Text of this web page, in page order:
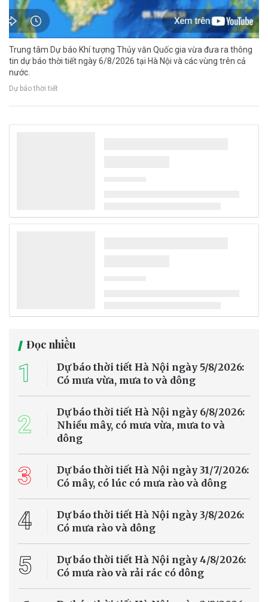
Trung tâm Dự báo Khí tượng Thủy văn Quốc gia vừa đưa ra thông
tin dự báo thời tiết ngày 6/8/2026 tại Hà Nội và các vùng trên cả
nước.
Dự báo thời tiết
Đọc nhiều
1
Dự báo thời tiết Hà Nội ngày 5/8/2026:
Có mưa vừa, mưa to và dông
2
Dự báo thời tiết Hà Nội ngày 6/8/2026:
Nhiều mây, có mưa vừa, mưa to và
dông
3
Dự báo thời tiết Hà Nội ngày 31/7/2026:
Có mây, có lúc có mưa rào và dông
4
Dự báo thời tiết Hà Nội ngày 3/8/2026:
Có mưa rào và dông
5
Dự báo thời tiết Hà Nội ngày 4/8/2026:
Có mưa rào và rải rác có dông